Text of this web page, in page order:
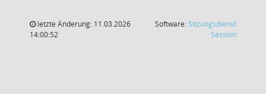
letzte Änderung: 11.03.2026
14:00:52
Software:Sitzungsdienst
Session(Wird in